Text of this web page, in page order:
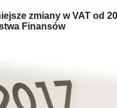
zmiany w VAT od
Finansów